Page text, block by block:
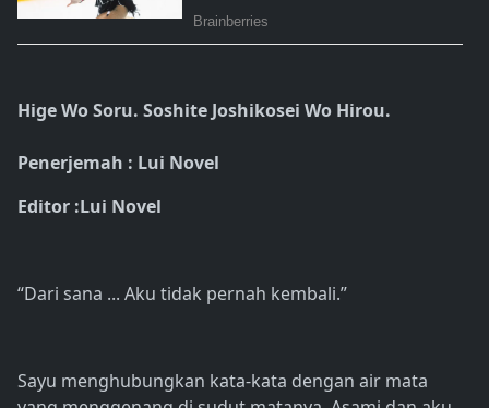
Hige Wo Soru. Soshite Joshikosei Wo Hirou.
Penerjemah : Lui Novel
Editor :Lui Novel
“Dari sana ... Aku tidak pernah kembali.”
Sayu menghubungkan kata-kata dengan air mata